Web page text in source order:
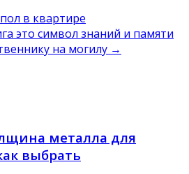
в квартире
это символ знаний и памяти
на могилу →
металла для
выбрать